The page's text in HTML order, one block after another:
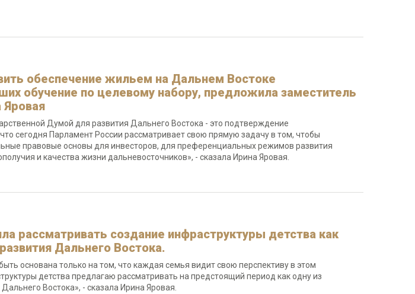
обеспечение жильем на Дальнем Востоке
обучение по целевому набору, предложила заместитель
Думой для развития Дальнего Востока - это подтверждение
сегодня Парламент России рассматривает свою прямую задачу в том, чтобы
правовые основы для инвесторов, для преференциальных режимов развития
и качества жизни дальневосточников», - сказала Ирина Яровая.
рассматривать создание инфраструктуры детства как
Дальнего Востока.
основана только на том, что каждая семья видит свою перспективу в этом
детства предлагаю рассматривать на предстоящий период как одну из
Востока», - сказала Ирина Яровая.